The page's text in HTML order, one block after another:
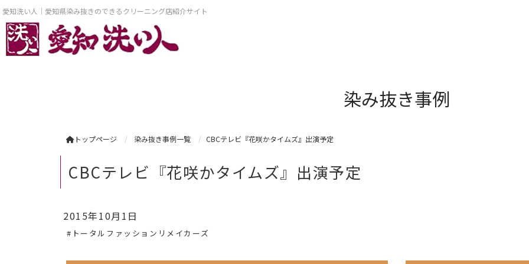
愛知洗い人｜愛知県染み抜きのできるクリーニング店紹介サイト
染み抜き事例
トップページ 染み抜き事例一覧 CBCテレビ『花咲かタイムズ』出演予定
CBCテレビ『花咲かタイムズ』出演予定
2015年10月1日
#トータルファッションリメイカーズ